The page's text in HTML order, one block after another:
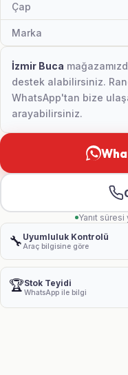
Çap
Marka
İzmir Buca
destek alabilirsiniz.
WhatsApp'tan bize
arayabilirsiniz.
Yanıt
🔧 Uyumluluk Kontrolü
Araç bilgisine göre
🏆Stok Teyidi
WhatsApp ile bilgi